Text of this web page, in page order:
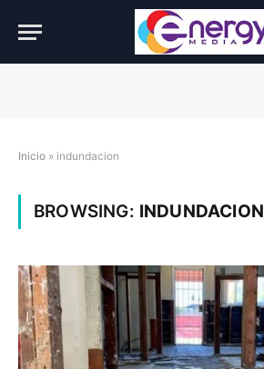
Inicio » indundacion
BROWSING: INDUNDACION